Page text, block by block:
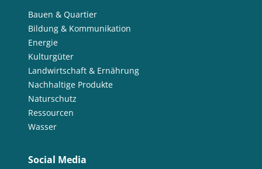
Bauen & Quartier
Bildung & Kommunikation
Energie
Kulturgüter
Landwirtschaft & Ernährung
Nachhaltige Produkte
Naturschutz
Ressourcen
Wasser
Social Media